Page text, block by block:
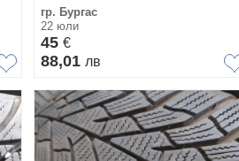
гр. Бургас
22 юли
45 €
88,01 лв